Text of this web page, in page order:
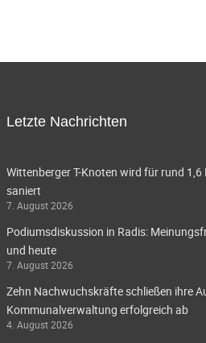
Letzte Nachrichten
Wittenberger T-Knoten wird für rund 1,6
saniert
7. August 2026
Podiumsdiskussion in Radis:
und heute
7. August 2026
Zehn Nachwuchskräfte schließen ihre
Kommunalverwaltung erfolgreich ab
4. August 2026